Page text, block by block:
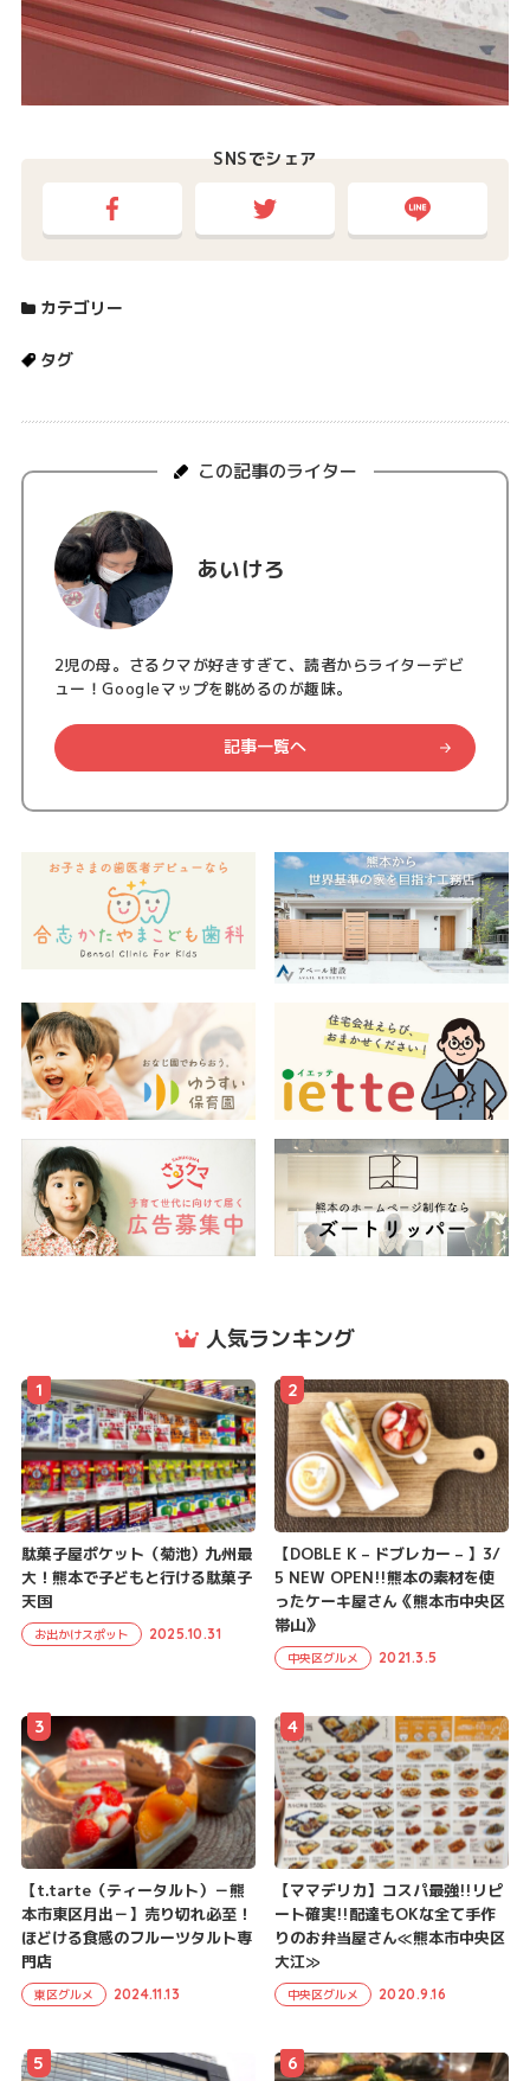
SNSでシェア
カテゴリー
タグ
この記事のライター
あいけろ
2児の母。さるクマが好きすぎて、読者からライターデビ
ュー！Googleマップを眺めるのが趣味。
記事一覧へ
人気ランキング
駄菓子屋ポケット（菊池）九州最
大！熊本で子どもと行ける駄菓子
天国
お出かけスポット 2025.10.31
1
【DOBLE K – ドブレカー – 】3/
5 NEW OPEN!!熊本の素材を使
ったケーキ屋さん《熊本市中央区
帯山》
中央区グルメ 2021.3.5
2
【t.tarte（ティータルト）－熊
本市東区月出－】売り切れ必至！
ほどける食感のフルーツタルト専
門店
東区グルメ 2024.11.13
3
【ママデリカ】コスパ最強!!リピ
ート確実!!配達もOKな全て手作
りのお弁当屋さん≪熊本市中央区
大江≫
中央区グルメ 2020.9.16
4
5 6